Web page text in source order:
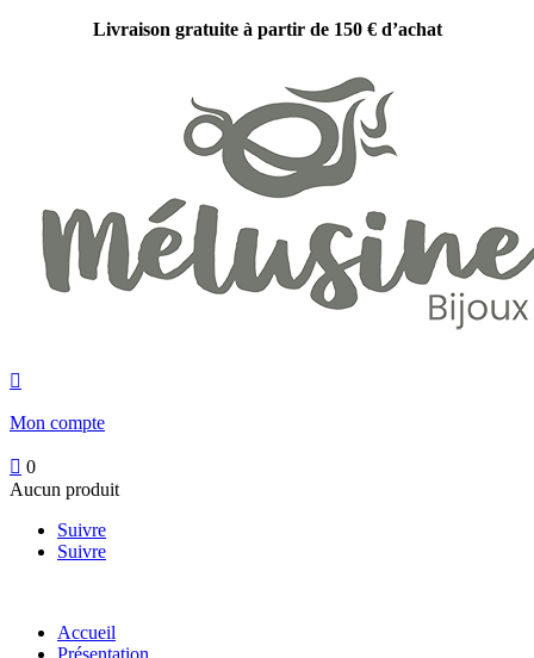
Livraison gratuite à partir de 150 € d’achat

Mon compte
 0
Aucun produit
Suivre
Suivre
Accueil
Présentation